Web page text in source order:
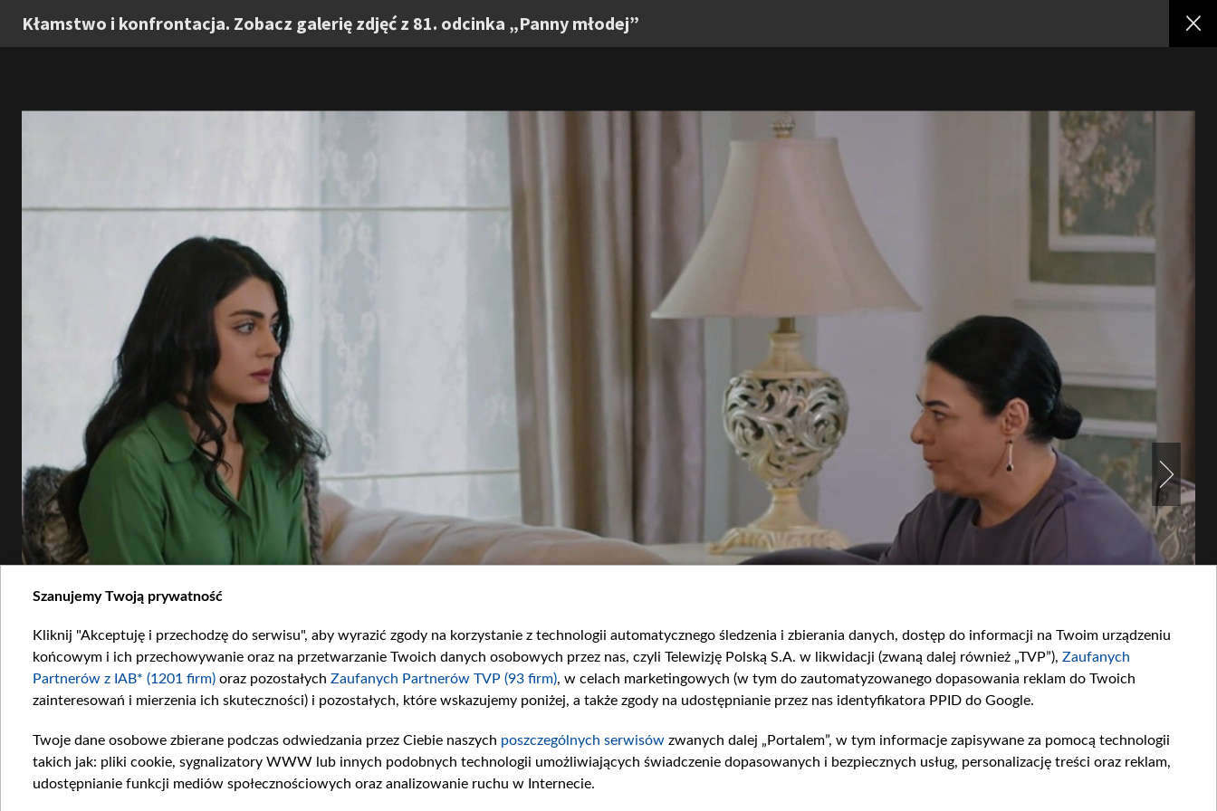
Kłamstwo i konfrontacja. Zobacz galerię zdjęć z 81. odcinka „Panny młodej”
Rozwścieczona Mukadder planuje zemstę na Hancer. Pod pretekstem wspólnej herbaty zaprasza synową do salonu, by skonfrontować się z nią w cztery oczy. Podczas spotkania kobieta wyrzuca dziewczynie, że ta manipuluje
Szanujemy Twoją prywatność
Kliknij "Akceptuję i przechodzę do serwisu", aby wyrazić zgody na korzystanie z technologii automatycznego śledzenia i zbierania danych, dostęp do informacji na Twoim urządzeniu
końcowym i ich przechowywanie oraz na przetwarzanie Twoich danych osobowych przez nas, czyli Telewizję Polską S.A. w likwidacji (zwaną dalej również „TVP”), Zaufanych
Partnerów z IAB* (1201 firm) oraz pozostałych Zaufanych Partnerów TVP (93 firm), w celach marketingowych (w tym do zautomatyzowanego dopasowania reklam do Twoich
zainteresowań i mierzenia ich skuteczności) i pozostałych, które wskazujemy poniżej, a także zgody na udostępnianie przez nas identyfikatora PPID do Google.
Twoje dane osobowe zbierane podczas odwiedzania przez Ciebie naszych poszczególnych serwisów zwanych dalej „Portalem”, w tym informacje zapisywane za pomocą technologii
takich jak: pliki cookie, sygnalizatory WWW lub innych podobnych technologii umożliwiających świadczenie dopasowanych i bezpiecznych usług, personalizację treści oraz reklam,
udostępnianie funkcji mediów społecznościowych oraz analizowanie ruchu w Internecie.